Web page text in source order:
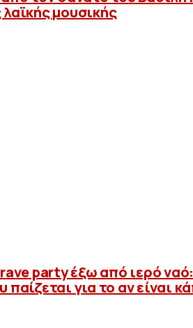
μουσικής
party έξω από ιερό
παίζεται για το αν είναι